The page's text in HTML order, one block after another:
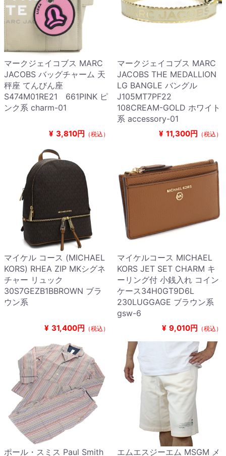
マークジェイコブス MARC
JACOBS バッグチャーム 天
秤座 てんびん座
S474M01RE21 661PINK ピ
ンク系 charm-01
¥ 3,810円 （税込）
マークジェイコブス MARC
JACOBS THE MEDALLION
LG BANGLE バングル
J105MT7PF22
108CREAM-GOLD ホワイト
系 accessory-01
¥ 11,300円 （税込）
マイケル コース (MICHAEL
KORS) RHEA ZIP MKシグネ
チャー リュック
30S7GEZB1BBROWN ブラ
ウン系
¥ 31,400円 （税込）
マイケルコース MICHAEL
KORS JET SET CHARM キ
ーリング付 小銭入れ コイン
ケース34H0GT9D6L
230LUGGAGE ブラウン系
gsw-6
¥ 9,010円 （税込）
ポール・スミス Paul Smith エムエスジーエム MSGM メ